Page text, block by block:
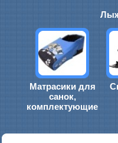
Матрасики для
санок,
комплектующие